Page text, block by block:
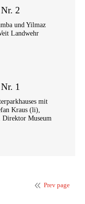
2
und Yilmaz
Landwehr
1
mit
Kraus (li),
Museum
Prev page